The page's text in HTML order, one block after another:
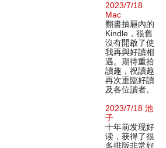
2023/7/18
Mac
翻書抽屜內的
Kindle，很舊
沒有開啟了使
我再與好讀相
遇。期待重拾
讀趣，祝讀趣
再次重臨好讀
及各位讀者。
2023/7/18 池
子
十年前发现好
读，获得了很
多排版非常好